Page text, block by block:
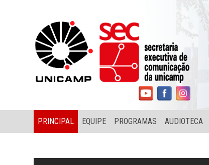
PRINCIPAL EQUIPE PROGRAMAS AUDIOTECA